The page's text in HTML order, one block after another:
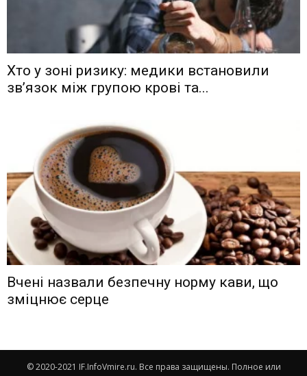
Хто у зоні ризику: медики встановили
зв’язок між групою крові та...
Вчені назвали безпечну норму кави, що
зміцнює серце
© 2020-2021 IF.InfoVmire.ru. Все права защищены. Полное или